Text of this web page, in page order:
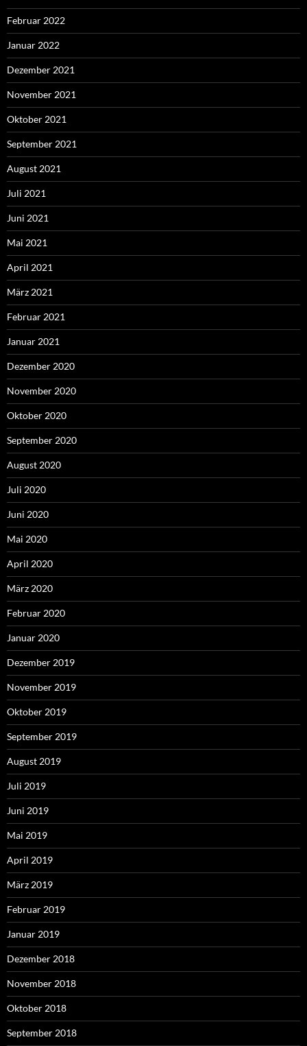
Februar 2022
Januar 2022
Dezember 2021
November 2021
Oktober 2021
September 2021
August 2021
Juli 2021
Juni 2021
Mai 2021
April 2021
März 2021
Februar 2021
Januar 2021
Dezember 2020
November 2020
Oktober 2020
September 2020
August 2020
Juli 2020
Juni 2020
Mai 2020
April 2020
März 2020
Februar 2020
Januar 2020
Dezember 2019
November 2019
Oktober 2019
September 2019
August 2019
Juli 2019
Juni 2019
Mai 2019
April 2019
März 2019
Februar 2019
Januar 2019
Dezember 2018
November 2018
Oktober 2018
September 2018